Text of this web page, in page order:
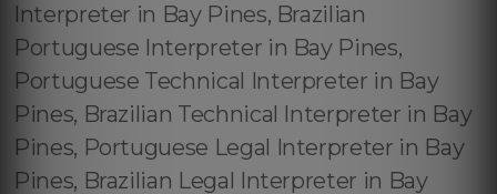
Interpreter in Bay Pines, Brazilian
Portuguese Interpreter in Bay Pines,
Portuguese Technical Interpreter in Bay
Pines, Brazilian Technical Interpreter in Bay
Pines, Portuguese Legal Interpreter in Bay
Pines, Brazilian Legal Interpreter in Bay